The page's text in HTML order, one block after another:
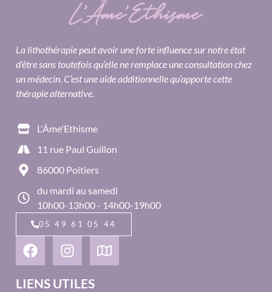
La lithothérapie peut avoir une forte influence sur notre état
d’être sans toutefois qu’elle ne remplace une consultation chez
un médecin. C’est une aide additionnelle qu’apporte cette
thérapie alternative.
L'Âme'Ethisme
11 rue Paul Guillon
86000 Poitiers
du mardi au samedi
10h00-13h00 - 14h00-19h00
05 49 61 05 44
LIENS UTILES